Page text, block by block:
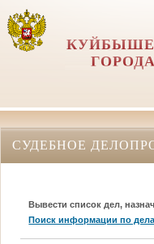
СУДЕБНОЕ
Вывести список дел,
Поиск информации по